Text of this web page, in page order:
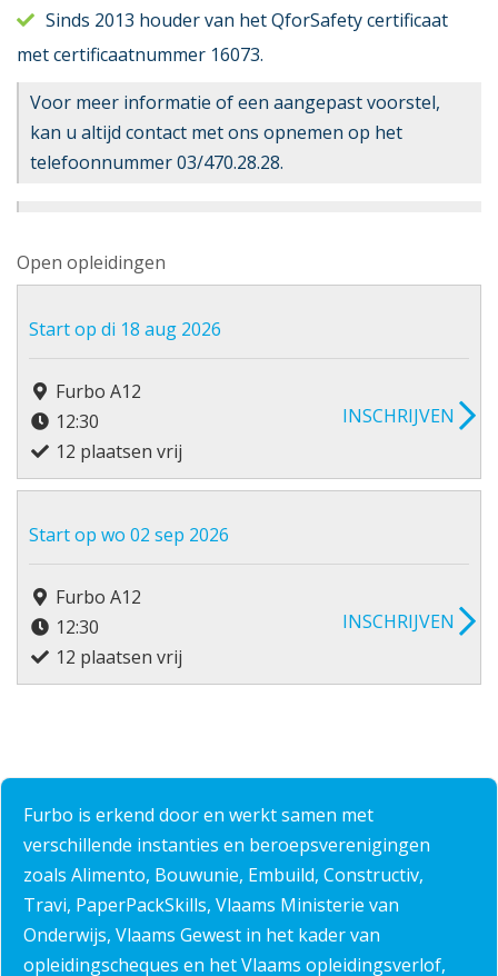
Sinds 2013 houder van het QforSafety certificaat
met certificaatnummer 16073.
Voor meer informatie of een aangepast voorstel,
kan u altijd contact met ons opnemen op het
telefoonnummer 03/470.28.28.
Open opleidingen
Start op di 18 aug 2026
INSCHRIJVEN
Furbo A12
12:30
12 plaatsen vrij
Start op wo 02 sep 2026
INSCHRIJVEN
Furbo A12
12:30
12 plaatsen vrij
Furbo is erkend door en werkt samen met
verschillende instanties en beroepsverenigingen
zoals Alimento, Bouwunie, Embuild, Constructiv,
Travi, PaperPackSkills, Vlaams Ministerie van
Onderwijs, Vlaams Gewest in het kader van
opleidingscheques en het Vlaams opleidingsverlof,